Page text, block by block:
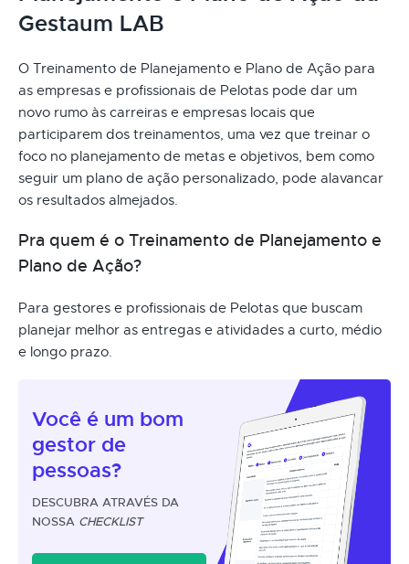
Gestaum LAB
O Treinamento de Planejamento e Plano de Ação para
as empresas e profissionais de Pelotas pode dar um
novo rumo às carreiras e empresas locais que
participarem dos treinamentos, uma vez que treinar o
foco no planejamento de metas e objetivos, bem como
seguir um plano de ação personalizado, pode alavancar
os resultados almejados.
Pra quem é o Treinamento de Planejamento e
Plano de Ação?
Para gestores e profissionais de Pelotas que buscam
planejar melhor as entregas e atividades a curto, médio
e longo prazo.
Você é um bom
gestor de
pessoas?
DESCUBRA ATRAVÉS DA
NOSSA CHECKLIST